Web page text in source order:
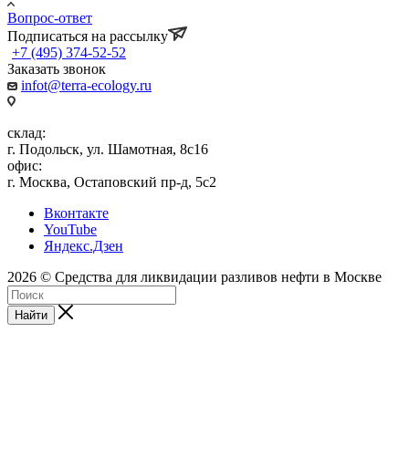
Вопрос-ответ
Подписаться на рассылку
+7 (495) 374-52-52
Заказать звонок
infot@terra-ecology.ru
склад:
г. Подольск, ул. Шамотная, 8с16
офис:
г. Москва, Остаповский пр-д, 5с2
Вконтакте
YouTube
Яндекс.Дзен
2026 © Средства для ликвидации разливов нефти в Москве
Найти